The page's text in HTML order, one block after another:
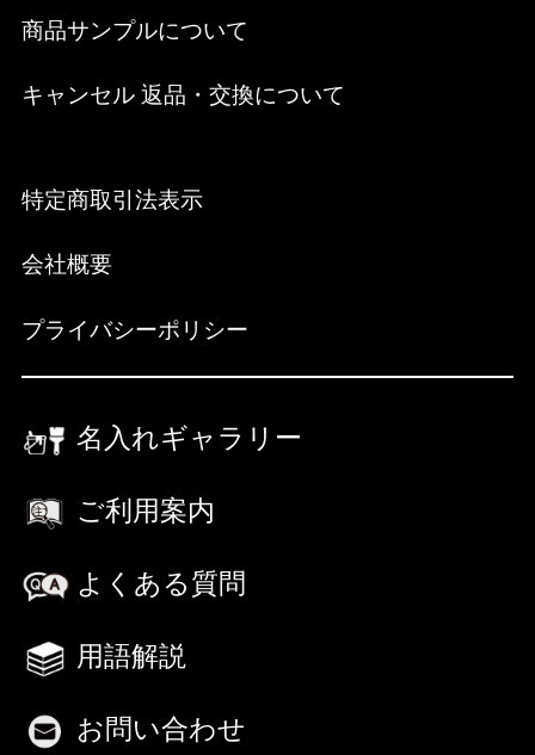
商品サンプルについて
キャンセル 返品・交換について
特定商取引法表示
会社概要
プライバシーポリシー
名入れギャラリー
ご利用案内
よくある質問
用語解説
お問い合わせ